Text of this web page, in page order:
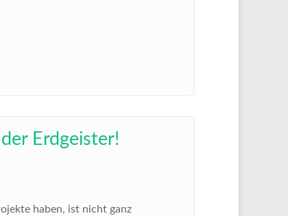
Erdgeister!
haben, ist nicht ganz